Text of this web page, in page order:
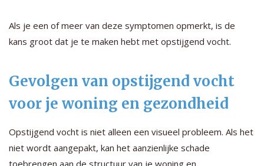
Als je een of meer van deze symptomen opmerkt, is de
kans groot dat je te maken hebt met opstijgend vocht.
Gevolgen van opstijgend vocht
voor je woning en gezondheid
Opstijgend vocht is niet alleen een visueel probleem. Als het
niet wordt aangepakt, kan het aanzienlijke schade
toebrengen aan de structuur van je woning en